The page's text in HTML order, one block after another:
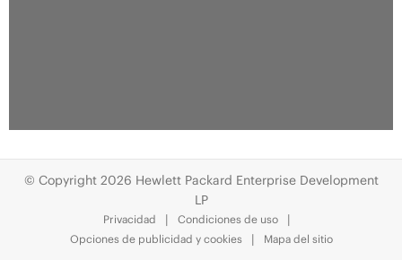
© Copyright 2026 Hewlett Packard Enterprise Development
LP
Privacidad
Condiciones de uso
Opciones de publicidad y cookies
Mapa del sitio